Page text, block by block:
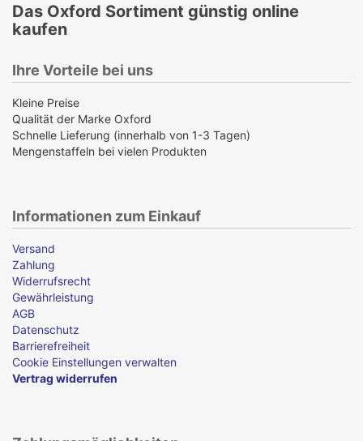
Das Oxford Sortiment günstig online
kaufen
Ihre Vorteile bei uns
Kleine Preise
Qualität der Marke Oxford
Schnelle Lieferung (innerhalb von 1-3 Tagen)
Mengenstaffeln bei vielen Produkten
Informationen zum Einkauf
Versand
Zahlung
Widerrufsrecht
Gewährleistung
AGB
Datenschutz
Barrierefreiheit
Cookie Einstellungen verwalten
Vertrag widerrufen